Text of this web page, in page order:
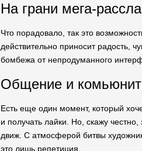
На грани мега-
Что порадовало, так это
действительно приносит радость,
бомбежа от непродуманного
Общение и
Есть еще один момент, который
и получать лайки. Но, скажу
движ. С атмосферой битвы
это лишь репетиция.